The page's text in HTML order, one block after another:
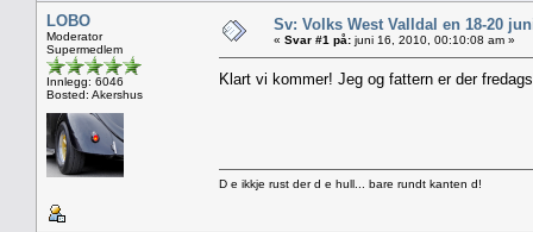
LOBO
Moderator
Supermedlem
Innlegg: 6046
Bosted: Akershus
Sv: Volks West Valldal en 18-20
« Svar #1 på: juni 16, 2010, 00:10:08 am »
Klart vi kommer! Jeg og fattern er der
D e ikkje rust der d e hull... bare rundt kanten d!